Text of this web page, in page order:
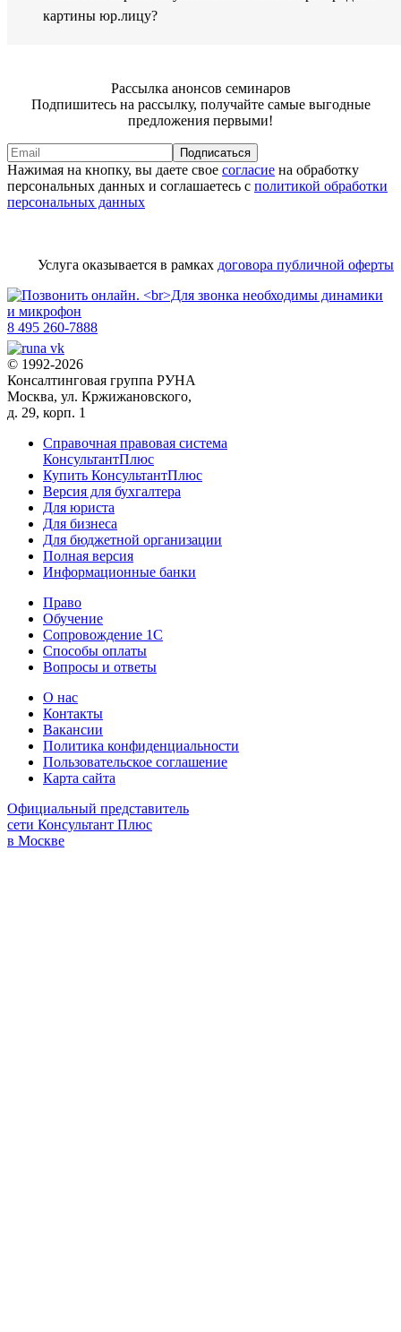
картины юр.лицу?
Рассылка анонсов семинаров
Подпишитесь на рассылку, получайте самые выгодные
предложения первыми!
Подписаться
Нажимая на кнопку, вы даете свое согласие на обработку
персональных данных и соглашаетесь с политикой обработки
персональных данных
Услуга оказывается в рамках договора публичной оферты
8 495 260-7888
© 1992-2026
Консалтинговая группа РУНА
Москва, ул. Кржижановского,
д. 29, корп. 1
Справочная правовая система
КонсультантПлюс
Купить КонсультантПлюс
Версия для бухгалтера
Для юриста
Для бизнеса
Для бюджетной организации
Полная версия
Информационные банки
Право
Обучение
Сопровождение 1С
Способы оплаты
Вопросы и ответы
О нас
Контакты
Вакансии
Политика конфиденциальности
Пользовательское соглашение
Карта сайта
Официальный представитель
сети Консультант Плюс
в Москве